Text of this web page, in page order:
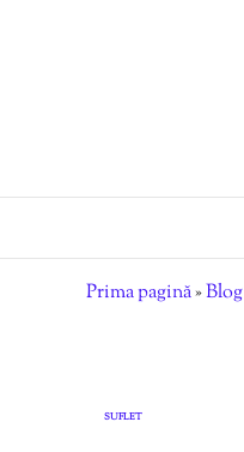
Prima pagină»Blog
SUFLET